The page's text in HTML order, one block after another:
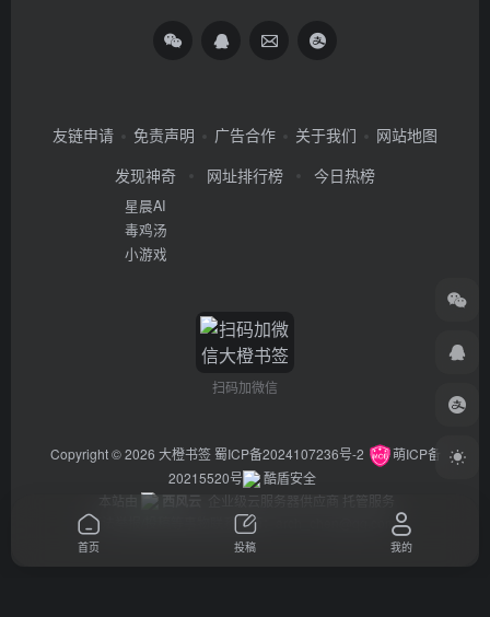
友链申请 免责声明 广告合作 关于我们
网站地图
发现神奇
星晨AI
毒鸡汤
小游戏
网址排行榜 今日热榜
扫码加微信
Copyright © 2026 大橙书签 蜀ICP备2024107236号-2
萌ICP备
20215520号
酷盾安全
本站由
西风云 企业级云服务器供应商 托管服务
违法举报/投稿等事物联系邮箱：arch_chen@qq.com
首页 投稿 我的